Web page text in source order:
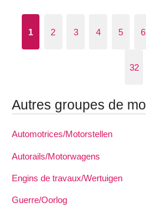
1 2 3 4 5 6
32
Autres groupes de
Automotrices/Motorstellen
Autorails/Motorwagens
Engins de travaux/Wertuigen
Guerre/Oorlog